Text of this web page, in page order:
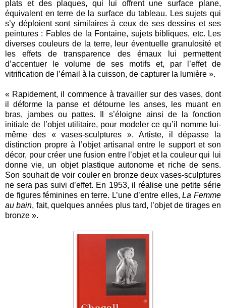
plats et des plaques, qui lui offrent une surface plane,
équivalent en terre de la surface du tableau. Les sujets qui
s’y déploient sont similaires à ceux de ses dessins et ses
peintures : Fables de la Fontaine, sujets bibliques, etc. Les
diverses couleurs de la terre, leur éventuelle granulosité et
les effets de transparence des émaux lui permettent
d’accentuer le volume de ses motifs et, par l’effet de
vitrification de l’émail à la cuisson, de capturer la lumière ».
« Rapidement, il commence à travailler sur des vases, dont
il déforme la panse et détourne les anses, les muant en
bras, jambes ou pattes. Il s’éloigne ainsi de la fonction
initiale de l’objet utilitaire, pour modeler ce qu’il nomme lui-
même des « vases-sculptures ». Artiste, il dépasse la
distinction propre à l’objet artisanal entre le support et son
décor, pour créer une fusion entre l’objet et la couleur qui lui
donne vie, un objet plastique autonome et riche de sens.
Son souhait de voir couler en bronze deux vases-sculptures
ne sera pas suivi d’effet. En 1953, il réalise une petite série
de figures féminines en terre. L’une d’entre elles,La Femme
au bain, fait, quelques années plus tard, l’objet de tirages en
bronze ».